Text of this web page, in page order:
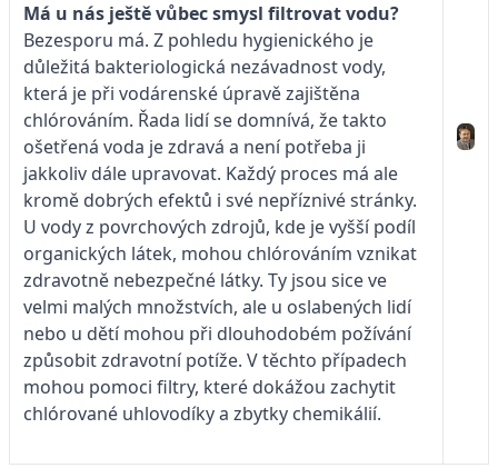
Má u nás ještě vůbec smysl filtrovat vodu?
Bezesporu má. Z pohledu hygienického je
důležitá bakteriologická nezávadnost vody,
která je při vodárenské úpravě zajištěna
chlórováním. Řada lidí se domnívá, že takto
ošetřená voda je zdravá a není potřeba ji
jakkoliv dále upravovat. Každý proces má ale
kromě dobrých efektů i své nepříznivé stránky.
U vody z povrchových zdrojů, kde je vyšší podíl
organických látek, mohou chlórováním vznikat
zdravotně nebezpečné látky. Ty jsou sice ve
velmi malých množstvích, ale u oslabených lidí
nebo u dětí mohou při dlouhodobém požívání
způsobit zdravotní potíže. V těchto případech
mohou pomoci filtry, které dokážou zachytit
chlórované uhlovodíky a zbytky chemikálií.